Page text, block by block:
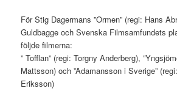
För Stig Dagermans ”Ormen” (regi: Hans
Guldbagge och Svenska Filmsamfundets
följde filmerna:
” Tofflan” (regi: Torgny Anderberg),
Mattsson) och ”Adamansson i Sverige”
Eriksson)